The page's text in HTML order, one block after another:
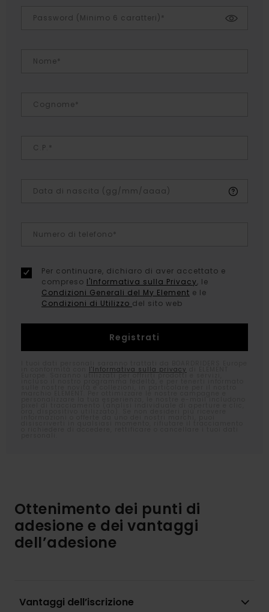
Password (Minimo 6 caratteri)*
Nome*
Cognome*
C.P.*
Data di nascita (gg/mm/aaaa)
Numero di telefono*
Per continuare, dichiaro di aver accettato e
compreso l'Informativa sulla Privacy, le
Condizioni Generali del My Element e le
Condizioni di Utilizzo del sito web
l'Informativa sulla privacy
Europe. Saranno utilizzati per offrirti prodotti e servizi,
Ottenimento dei punti di
adesione e dei vantaggi
dell’adesione
Vantaggi dell’iscrizione